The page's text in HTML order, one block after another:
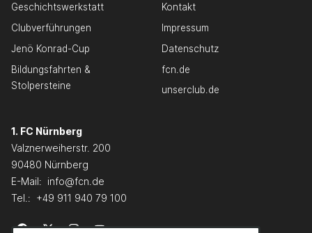
Geschichtswerkstatt
Clubverführungen
Jenö Konrad-Cup
Bildungsfahrten &
Stolpersteine
Kontakt
Impressum
Datenschutz
fcn.de
unserclub.de
1. FC Nürnberg
Valznerweiherstr. 200
90480 Nürnberg
E-Mail: info@fcn.de
Tel.: +49 911 940 79 100